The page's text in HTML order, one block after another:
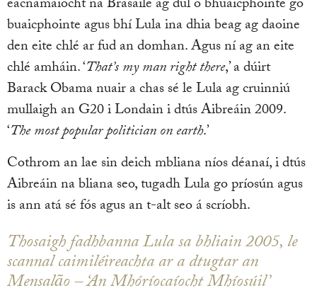
eacnamaíocht na Brasaíle ag dul ó bhuaicphointe go
buaicphointe agus bhí Lula ina dhia beag ag daoine
den eite chlé ar fud an domhan. Agus ní ag an eite
chlé amháin. ‘That’s my man right there,’ a dúirt
Barack Obama nuair a chas sé le Lula ag cruinniú
mullaigh an G20 i Londain i dtús Aibreáin 2009.
‘The most popular politician on earth.’
Cothrom an lae sin deich mbliana níos déanaí, i dtús
Aibreáin na bliana seo, tugadh Lula go príosún agus
is ann atá sé fós agus an t-alt seo á scríobh.
Thosaigh fadhbanna Lula sa bhliain 2005, le
scannal caimiléireachta ar a dtugtar an
Mensalão – ‘An Mhóríocaíocht Mhíosúil’